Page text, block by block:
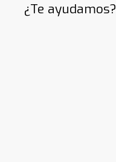
¿Te ayudamos?